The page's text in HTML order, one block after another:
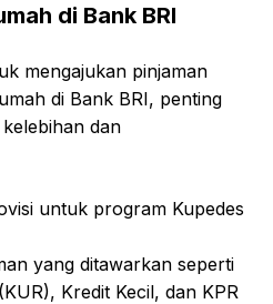
di Bank BRI
mengajukan pinjaman
di Bank BRI, penting
dan
untuk program Kupedes
yang ditawarkan seperti
Kredit Kecil, dan KPR